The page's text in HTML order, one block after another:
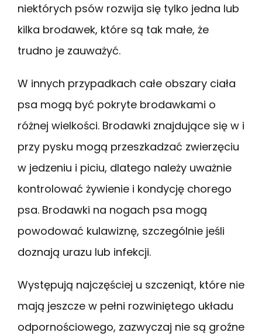
niektórych psów rozwija się tylko jedna lub
kilka brodawek, które są tak małe, że
trudno je zauważyć.
W innych przypadkach całe obszary ciała
psa mogą być pokryte brodawkami o
różnej wielkości. Brodawki znajdujące się w i
przy pysku mogą przeszkadzać zwierzęciu
w jedzeniu i piciu, dlatego należy uważnie
kontrolować żywienie i kondycję chorego
psa. Brodawki na nogach psa mogą
powodować kulawiznę, szczególnie jeśli
doznają urazu lub infekcji.
Występują najczęściej u szczeniąt, które nie
mają jeszcze w pełni rozwiniętego układu
odpornościowego, zazwyczaj nie są groźne